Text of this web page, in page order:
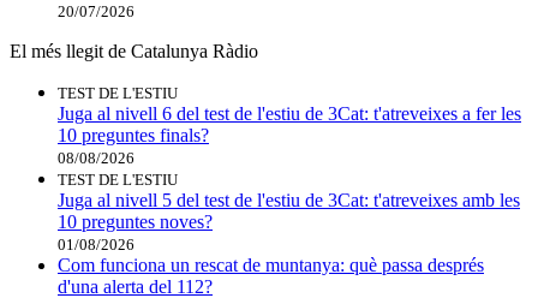
20/07/2026
El més llegit de Catalunya Ràdio
TEST DE L'ESTIU
Juga al nivell 6 del test de l'estiu de 3Cat: t'atreveixes a fer les
10 preguntes finals?
08/08/2026
TEST DE L'ESTIU
Juga al nivell 5 del test de l'estiu de 3Cat: t'atreveixes amb les
10 preguntes noves?
01/08/2026
Com funciona un rescat de muntanya: què passa després
d'una alerta del 112?